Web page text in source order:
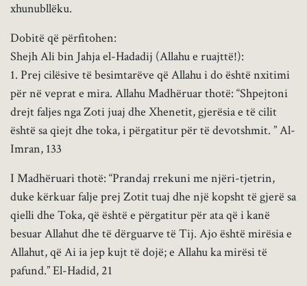
xhunubllëku.
Dobitë që përfitohen:
Shejh Ali bin Jahja el-Hadadij (Allahu e ruajttë!):
1. Prej cilësive të besimtarëve që Allahu i do është nxitimi
për në veprat e mira. Allahu Madhëruar thotë: “Shpejtoni
drejt faljes nga Zoti juaj dhe Xhenetit, gjerësia e të cilit
është sa qiejt dhe toka, i përgatitur për të devotshmit. ” Al-
Imran, 133
I Madhëruari thotë: “Prandaj rrekuni me njëri-tjetrin,
duke kërkuar falje prej Zotit tuaj dhe një kopsht të gjerë sa
qielli dhe Toka, që është e përgatitur për ata që i kanë
besuar Allahut dhe të dërguarve të Tij. Ajo është mirësia e
Allahut, që Ai ia jep kujt të dojë; e Allahu ka mirësi të
pafund.” El-Hadid, 21